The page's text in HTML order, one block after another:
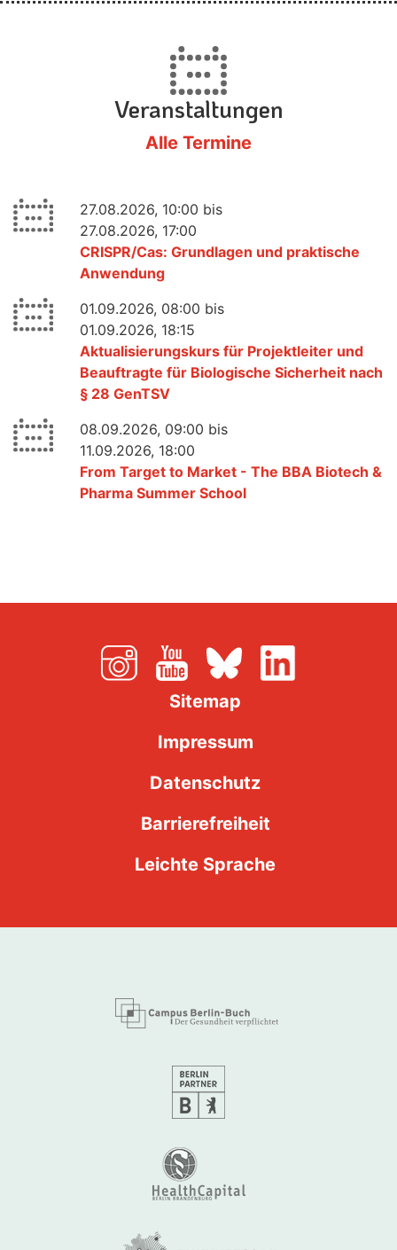
Veranstaltungen
Alle Termine
27.08.2026, 10:00 bis
27.08.2026, 17:00
CRISPR/Cas: Grundlagen und praktische
Anwendung
01.09.2026, 08:00 bis
01.09.2026, 18:15
Aktualisierungskurs für Projektleiter und
Beauftragte für Biologische Sicherheit nach
§ 28 GenTSV
08.09.2026, 09:00 bis
11.09.2026, 18:00
From Target to Market - The BBA Biotech &
Pharma Summer School
Sitemap
Impressum
Datenschutz
Barrierefreiheit
Leichte Sprache